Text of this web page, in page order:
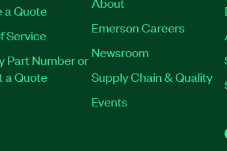
a Quote
Service
Part Number or
a Quote
Emerson Careers
Newsroom
Supply Chain & Quality
Events